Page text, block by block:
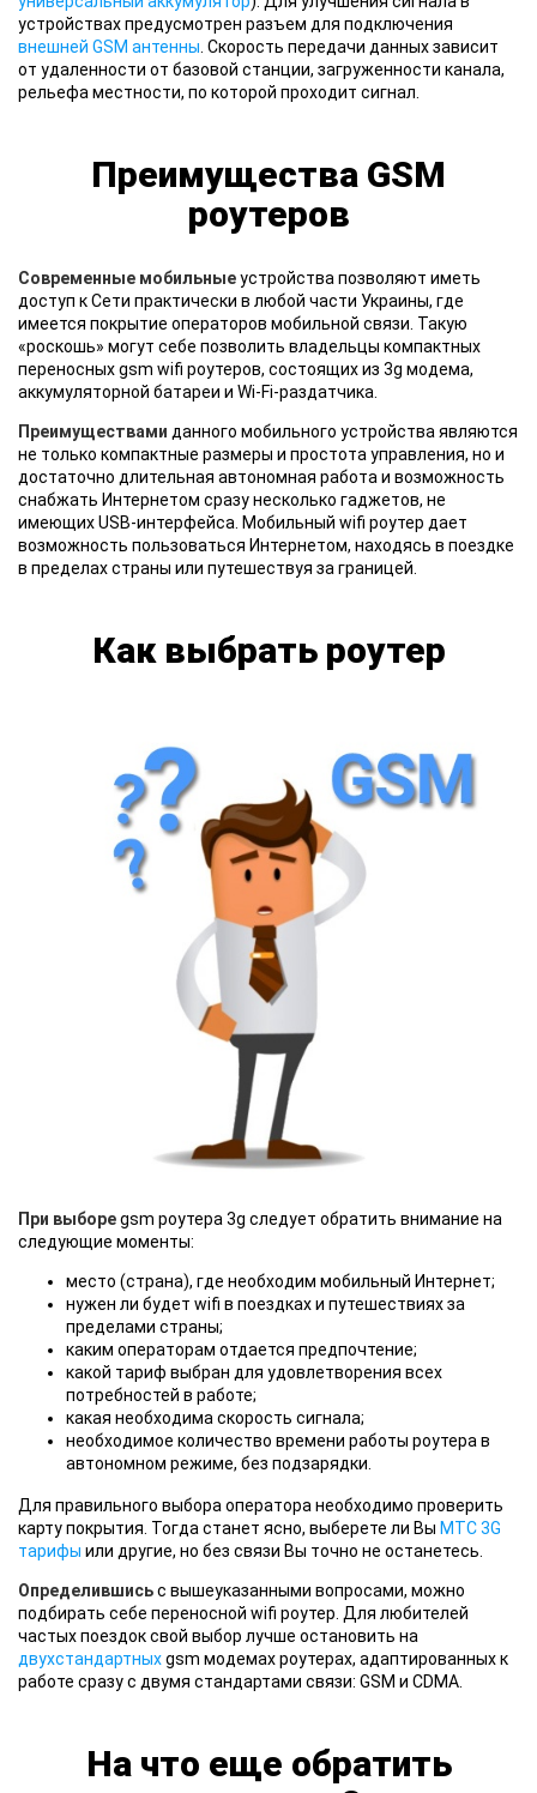
устройствах предусмотрен разъем для подключения
внешней GSM антенны . Скорость передачи данных зависит
от удаленности от базовой станции, загруженности канала,
рельефа местности, по которой проходит сигнал.
Преимущества GSM
роутеров
Современные мобильныеустройства позволяют иметь
доступ к Сети практически в любой части Украины, где
имеется покрытие операторов мобильной связи. Такую
«роскошь» могут себе позволить владельцы компактных
переносных gsm wifi роутеров, состоящих из 3g модема,
аккумуляторной батареи и Wi-Fi-раздатчика.
Преимуществами данного мобильного устройства являются
не только компактные размеры и простота управления, но и
достаточно длительная автономная работа и возможность
снабжать Интернетом сразу несколько гаджетов, не
имеющих USB-интерфейса. Мобильный wifi роутер дает
возможность пользоваться Интернетом, находясь в поездке
в пределах страны или путешествуя за границей.
Как выбрать роутер
При выбореgsm роутера 3g следует обратить внимание на
следующие моменты:
место (страна), где необходим мобильный Интернет;
нужен ли будет wifi в поездках и путешествиях за
пределами страны;
каким операторам отдается предпочтение;
какой тариф выбран для удовлетворения всех
потребностей в работе;
какая необходима скорость сигнала;
необходимое количество времени работы роутера в
автономном режиме, без подзарядки.
Для правильного выбора оператора необходимо проверить
карту покрытия. Тогда станет ясно, выберете ли Вы МТС 3G
тарифы или другие, но без связи Вы точно не останетесь.
Определившисьс вышеуказанными вопросами, можно
подбирать себе переносной wifi роутер. Для любителей
частых поездок свой выбор лучше остановить на
двухстандартныхgsm модемах роутерах, адаптированных к
работе сразу с двумя стандартами связи: GSM и CDMA.
На что еще обратить